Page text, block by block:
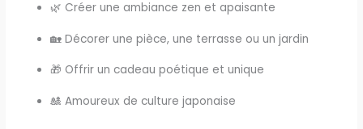
🌿 Créer une ambiance zen et apaisante
🏡 Décorer une pièce, une terrasse ou un jardin
🎁 Offrir un cadeau poétique et unique
🎎 Amoureux de culture japonaise